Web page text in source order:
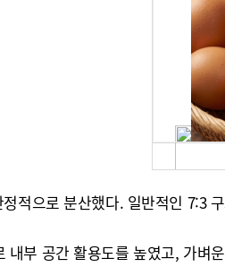
적으로 분산했다. 일반적인 7:3
부 공간 활용도를 높였고, 가벼